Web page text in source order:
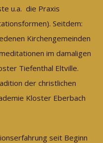
u.a. die Praxis
Seitdem:
Kirchengemeinden
im damaligen
Tiefenthal Eltville.
der christlichen
Kloster Eberbach
seit Beginn